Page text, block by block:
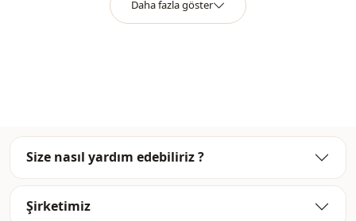
Dokuma
Kol detay Standart
Kol detay Uzun kol
Kapama şekli̇
Daha fazla göster
Size nasıl yardım edebiliriz ?
Şirketimiz